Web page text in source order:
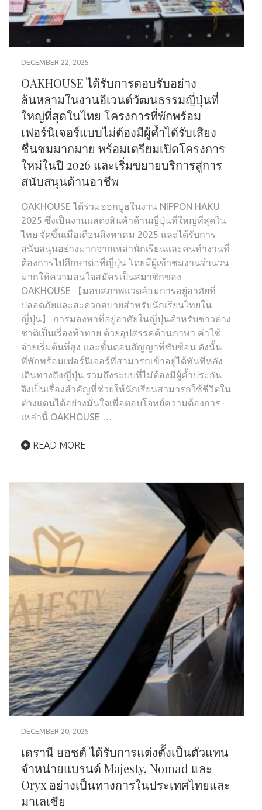
DECEMBER 22, 2025
OAKHOUSE ได้รับการตอบรับอย่าง
ล้นหลามในงานอีเวนต์วัฒนธรรมญี่ปุ่นที่
ใหญ่ที่สุดในไทย โครงการที่พักพร้อม
เฟอร์นิเจอร์แบบไม่ต้องมีผู้ค้ำได้รับเสียง
ชื่นชมมากมาย พร้อมเตรียมเปิดโครงการ
ใหม่ในปี 2026 และเริ่มขยายบริการสู่การ
สนับสนุนด้านอาชีพ
OAKHOUSE ได้ร่วมออกบูธในงาน NIPPON HAKU
2025 ซึ่งเป็นงานแสดงสินค้าด้านญี่ปุ่นที่ใหญ่ที่สุดใน
ไทย จัดขึ้นเมื่อเดือนสิงหาคม 2025 และได้รับการ
สนับสนุนอย่างมากจากเหล่านักเรียนและคนทำงานที่
ต้องการไปศึกษาต่อที่ญี่ปุ่น โดยมีผู้เข้าชมงานจำนวน
มากให้ความสนใจสมัครเป็นสมาชิกของ
OAKHOUSE 【มอบสภาพแวดล้อมการอยู่อาศัยที่
ปลอดภัยและสะดวกสบายสำหรับนักเรียนไทยใน
ญี่ปุ่น】 การมองหาที่อยู่อาศัยในญี่ปุ่นสำหรับชาวต่าง
ชาติเป็นเรื่องท้าทาย ด้วยอุปสรรคด้านภาษา ค่าใช้
จ่ายเริ่มต้นที่สูง และขั้นตอนสัญญาที่ซับซ้อน ดังนั้น
ที่พักพร้อมเฟอร์นิเจอร์ที่สามารถเข้าอยู่ได้ทันทีหลัง
เดินทางถึงญี่ปุ่น รวมถึงระบบที่ไม่ต้องมีผู้ค้ำประกัน
จึงเป็นเรื่องสำคัญที่ช่วยให้นักเรียนสามารถใช้ชีวิตใน
ต่างแดนได้อย่างมั่นใจเพื่อตอบโจทย์ความต้องการ
เหล่านี้ OAKHOUSE …
READ MORE
DECEMBER 20, 2025
เดรานี ยอชต์ ได้รับการแต่งตั้งเป็นตัวแทน
จำหน่ายแบรนด์ Majesty, Nomad และ
Oryx อย่างเป็นทางการในประเทศไทยและ
มาเลเซีย